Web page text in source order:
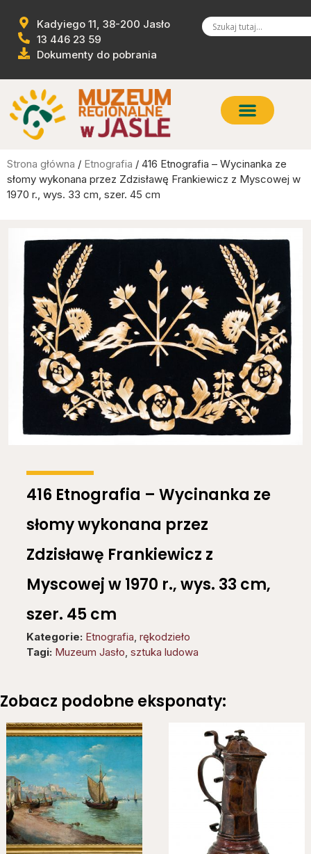
Kadyiego 11, 38-200 Jasło
13 446 23 59
Dokumenty do pobrania
Strona główna / Etnografia / 416 Etnografia – Wycinanka ze
słomy wykonana przez Zdzisławę Frankiewicz z Myscowej w
1970 r., wys. 33 cm, szer. 45 cm
416 Etnografia – Wycinanka ze
słomy wykonana przez
Zdzisławę Frankiewicz z
Myscowej w 1970 r., wys. 33 cm,
szer. 45 cm
Kategorie: Etnografia, rękodzieło
Tagi: Muzeum Jasło, sztuka ludowa
Zobacz podobne eksponaty: